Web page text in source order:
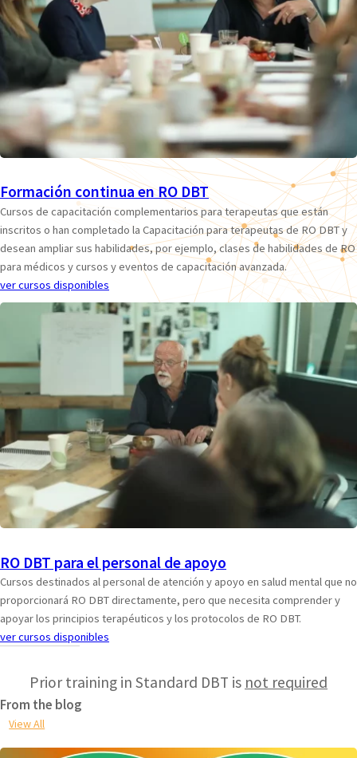
Formación continua en RO DBT
Cursos de capacitación complementarios para terapeutas que están
inscritos o han completado la Capacitación para terapeutas de RO DBT y
desean ampliar sus habilidades, por ejemplo, clases de habilidades de RO
para médicos y cursos y eventos de capacitación avanzada.
ver cursos disponibles
RO DBT para el personal de apoyo
Cursos destinados al personal de atención y apoyo en salud mental que no
proporcionará RO DBT directamente, pero que necesita comprender y
apoyar los principios terapéuticos y los protocolos de RO DBT.
ver cursos disponibles
Prior training in Standard DBT is not required
From the blog
View All